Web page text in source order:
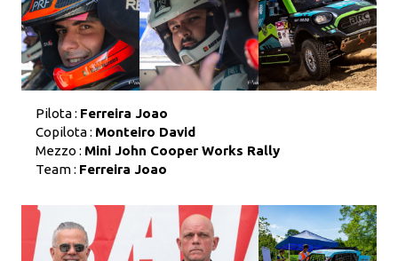
Pilota : Ferreira Joao
Copilota : Monteiro David
Mezzo : Mini John Cooper Works Rally
Team : Ferreira Joao